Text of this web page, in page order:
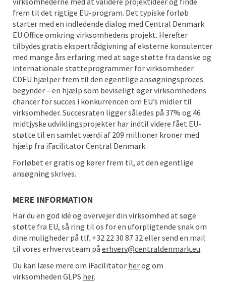
frem til det rigtige EU-program. Det typiske forløb
starter med en indledende dialog med Central Denmark
EU Office omkring virksomhedens projekt. Herefter
tilbydes gratis ekspertrådgivning af eksterne konsulenter
med mange års erfaring med at søge støtte fra danske og
internationale støtteprogrammer for virksomheder.
CDEU hjælper frem til den egentlige ansøgningsproces
begynder – en hjælp som beviseligt øger virksomhedens
chancer for succes i konkurrencen om EU’s midler til
virksomheder. Succesraten ligger således på 37% og 46
midtjyske udviklingsprojekter har indtil videre fået EU-
støtte til en samlet værdi af 209 millioner kroner med
hjælp fra iFacilitator Central Denmark.
Forløbet er gratis og kører frem til, at den egentlige
ansøgning skrives.
MERE INFORMATION
Har du en god idé og overvejer din virksomhed at søge
støtte fra EU, så ring til os for en uforpligtende snak om
dine muligheder på tlf. +32 22 30 87 32 eller send en mail
til vores erhvervsteam på erhverv@centraldenmark.eu.
Du kan læse mere om iFacilitator herog om
virksomheden GLPS her.